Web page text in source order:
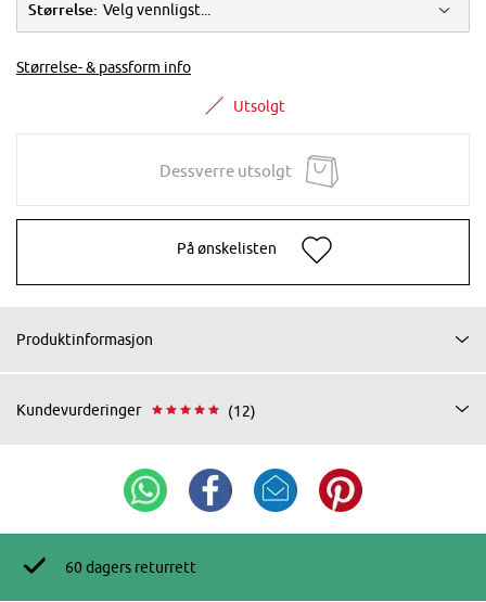
Størrelse: Velg vennligst...
Størrelse- & passform info
Utsolgt
Dessverre utsolgt
På ønskelisten
Produktinformasjon
Kundevurderinger (12)
60 dagers returrett